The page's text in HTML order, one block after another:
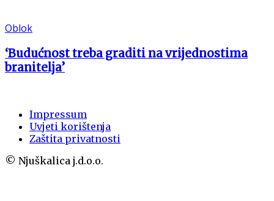
Oblok
‘Budućnost treba graditi na vrijednostima
branitelja’
Impressum
Uvjeti korištenja
Zaštita privatnosti
© Njuškalica j.d.o.o.